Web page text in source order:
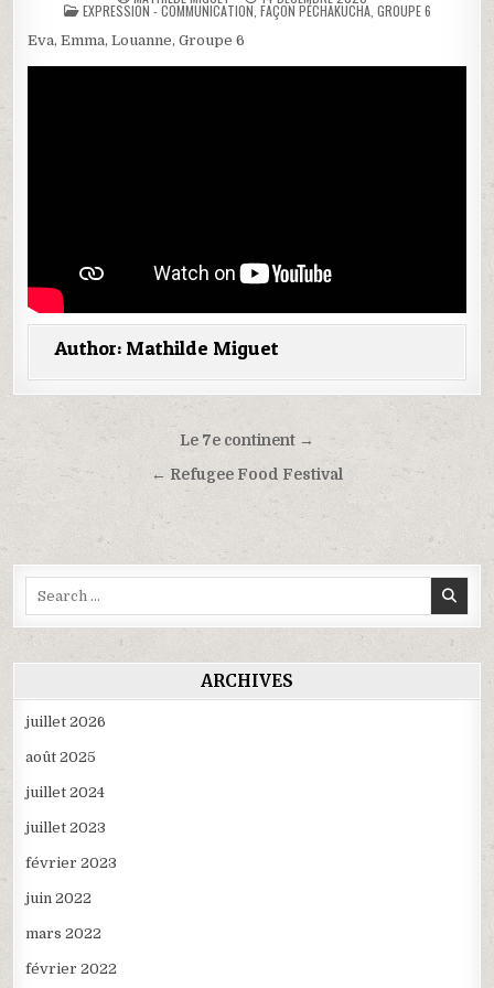
POSTED
EXPRESSION - COMMUNICATION, FAÇON PÉCHAKUCHA, GROUPE 6
Eva, Emma, Louanne, Groupe 6
Author: Mathilde Miguet
Navigation
de
l’article
Le 7e continent →
← Refugee Food Festival
ARCHIVES
juillet 2026
août 2025
juillet 2024
juillet 2023
février 2023
juin 2022
mars 2022
février 2022